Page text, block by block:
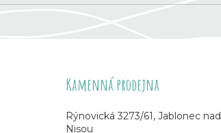
Kamenná prodejna
Rýnovická 3273/61, Jablonec nad
Nisou